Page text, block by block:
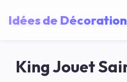
Idées de Décoration
King Jouet